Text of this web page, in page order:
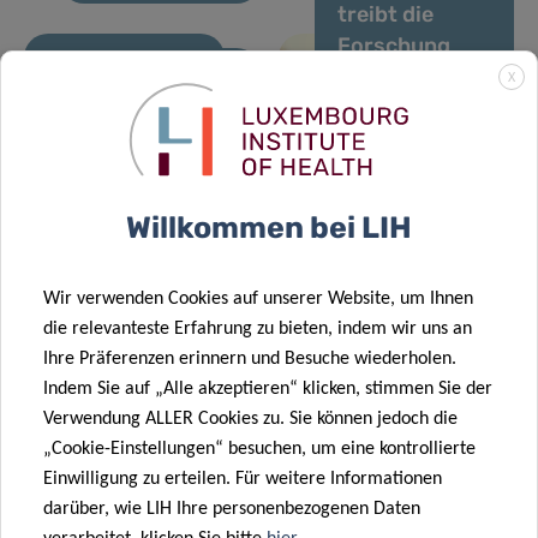
23 Apr. 2026
Newsletter
treibt die
Forschung
menschlichen
chemischen
Exposom
02 Apr. 2026
Neue LIH-
Studie
erhebliche
Modellen zur
Vorhersage
von Überleben
und Mortalität
bei älteren
Krebspatienten
Umsetzung
Lösungen für
die
Darmgesundheit
Plooschter
Project setzt
langjährige
13 März 2026
X
Willkommen bei LIH
Wir verwenden Cookies auf unserer Website, um Ihnen
die relevanteste Erfahrung zu bieten, indem wir uns an
Ihre Präferenzen erinnern und Besuche wiederholen.
Indem Sie auf „Alle akzeptieren“ klicken, stimmen Sie der
Verwendung ALLER Cookies zu. Sie können jedoch die
„Cookie-Einstellungen“ besuchen, um eine kontrollierte
Einwilligung zu erteilen. Für weitere Informationen
darüber, wie LIH Ihre personenbezogenen Daten